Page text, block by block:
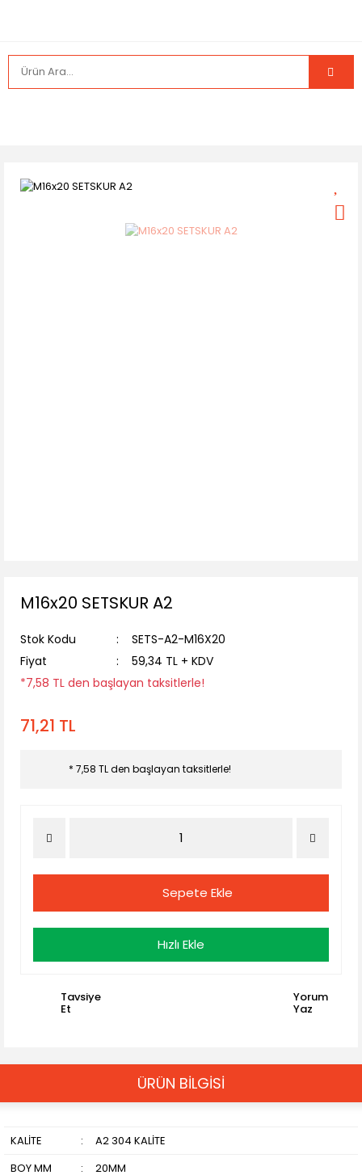
M16x20 SETSKUR A2
Stok Kodu
SETS-A2-M16X20
Fiyat
59,34 TL + KDV
*7,58 TL den başlayan taksitlerle!
71,21 TL
* 7,58 TL den başlayan taksitlerle!
Sepete Ekle
Hızlı Ekle
Tavsiye
Et
Yorum
Yaz
ÜRÜN BİLGİSİ
KALİTE :
A2 304 KALİTE
BOY MM
:
20MM